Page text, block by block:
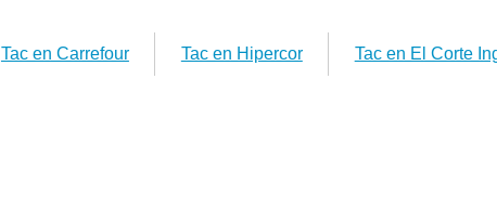
Tac en Carrefour Tac en Hipercor Tac en El Corte